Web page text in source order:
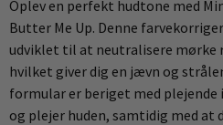
Oplev en perfekt hudtone med
Butter Me Up. Denne
udviklet til at neutralisere mørke
hvilket giver dig en jævn og
formular er beriget med plejende
og plejer huden, samtidig med